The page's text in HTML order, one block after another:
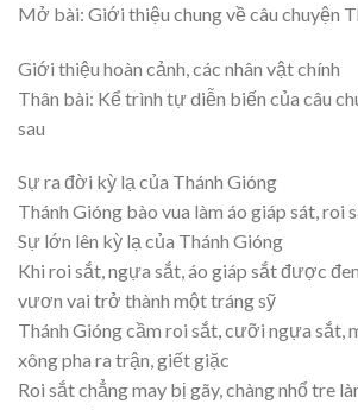
Mở bài: Giới thiệu chung về câu chuyện
Giới thiệu hoàn cảnh, các nhân vật chính
Thân bài: Kể trình tự diễn biến của câu
sau
Sự ra đời kỳ lạ của Thánh Gióng
Thánh Gióng bào vua làm áo giáp sát, roi
Sự lớn lên kỳ lạ của Thánh Gióng
Khi roi sắt, ngựa sắt, áo giáp sắt được
vươn vai trở thành một tráng sỹ
Thánh Gióng cầm roi sắt, cưỡi ngựa sắt,
xông pha ra trận, giết giặc
Roi sắt chẳng may bị gãy, chàng nhổ tre